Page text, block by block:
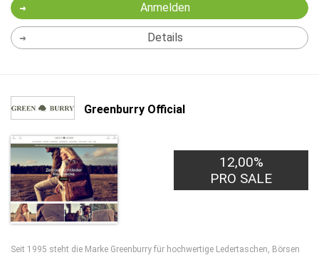
Anmelden
Details
Greenburry Official
12,00%
PRO SALE
Seit 1995 steht die Marke Greenburry für hochwertige Ledertaschen, Börsen